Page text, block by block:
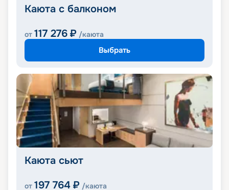
Каюта с балконом
от 117 276 ₽ /каюта
Выбрать
Каюта сьют
от 197 764 ₽ /каюта